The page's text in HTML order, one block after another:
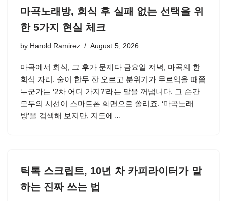
마곡노래방, 회식 후 실패 없는 선택을 위
한 5가지 현실 체크
by Harold Ramirez August 5, 2026
마곡에서 회식, 그 후가 문제다 금요일 저녁, 마곡의 한
회식 자리. 술이 한두 잔 오르고 분위기가 무르익을 때쯤
누군가는 ‘2차 어디 가지?’라는 말을 꺼냅니다. 그 순간
모두의 시선이 스마트폰 화면으로 쏠리죠. ‘마곡노래
방’을 검색해 보지만, 지도에…
틱톡 스크립트, 10년 차 카피라이터가 말
하는 진짜 쓰는 법